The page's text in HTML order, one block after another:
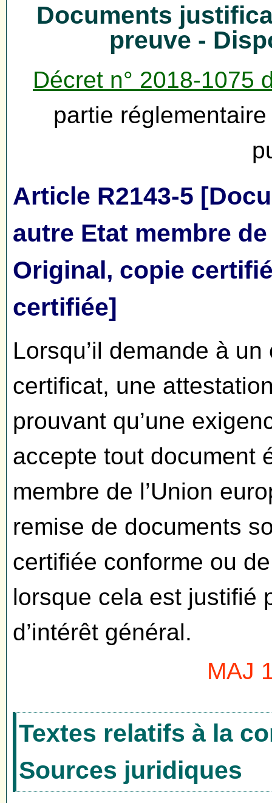
Documents
preuve -
Décret n° 2018-1075
partie
Article R2143-5
autre Etat membre
Original, copie
certifiée]
Lorsqu’il demande à
certificat, une
prouvant qu’une
accepte tout document
membre de l’Union
remise de documents
certifiée conforme ou
lorsque cela est justifié
d’intérêt général.
MAJ
Textes relatifs à la
Sources juridiques